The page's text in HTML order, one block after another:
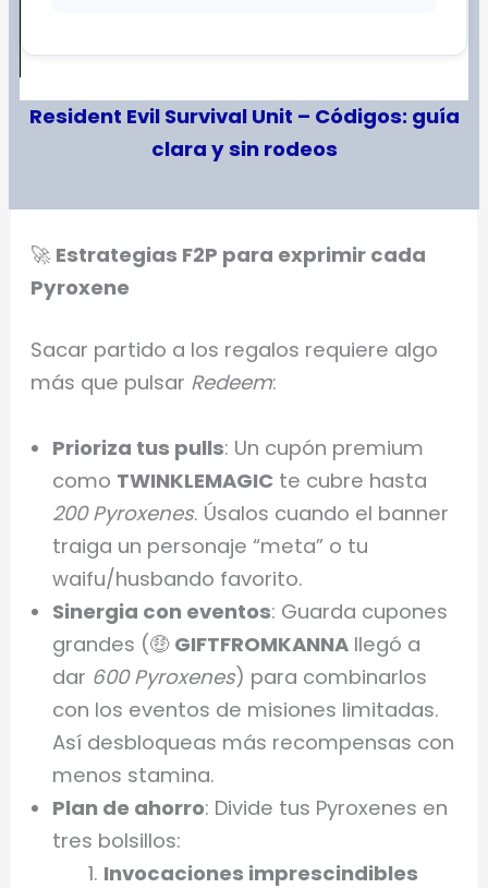
Resident Evil Survival Unit – Códigos: guía
clara y sin rodeos
🚀 Estrategias F2P para exprimir cada
Pyroxene
Sacar partido a los regalos requiere algo
más que pulsar Redeem:
Prioriza tus pulls: Un cupón premium
como TWINKLEMAGIC te cubre hasta
200 Pyroxenes. Úsalos cuando el banner
traiga un personaje “meta” o tu
waifu/husbando favorito.
Sinergia con eventos: Guarda cupones
grandes (🤑 GIFTFROMKANNA llegó a
dar 600 Pyroxenes) para combinarlos
con los eventos de misiones limitadas.
Así desbloqueas más recompensas con
menos stamina.
Plan de ahorro: Divide tus Pyroxenes en
tres bolsillos:
Invocaciones imprescindibles